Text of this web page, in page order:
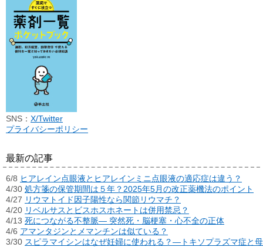
SNS： X/Twitter
プライバシーポリシー
最新の記事
6/8 ヒアレイン点眼液とヒアレインミニ点眼液の適応症は違う？
4/30 処方箋の保管期間は５年？2025年5月の改正薬機法のポイント
4/27 リウマトイド因子陽性なら関節リウマチ？
4/20 リベルサスとビスホスホネートは併用禁忌？
4/13 死につながる不整脈― 突然死・脳梗塞・心不全の正体
4/6 アマンタジンとメマンチンは似ている？
3/30 スピラマイシンはなぜ妊婦に使われる？―トキソプラズマ症と母